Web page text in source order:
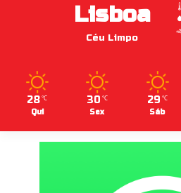
Lisboa
Céu Limpo
28 ℃
Qui
30 ℃
Sex
29 ℃
Sáb